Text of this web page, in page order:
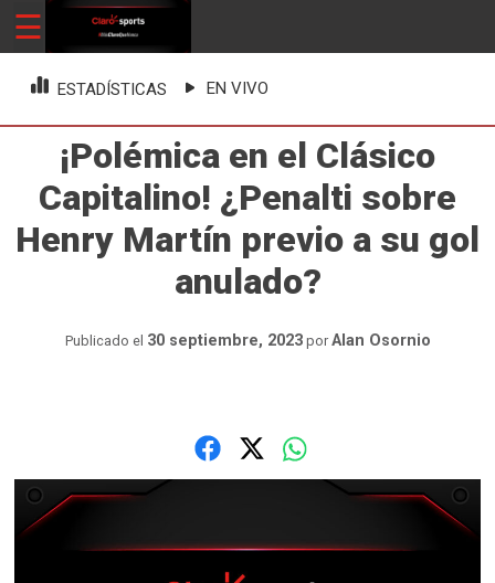
Skip
☰
ClaroSports
Más Claro que nunca
ESTADÍSTICAS EN VIVO
¡Polémica en el Clásico
Capitalino! ¿Penalti sobre
Henry Martín previo a su gol
anulado?
Publicado el 30 septiembre, 2023por Alan Osornio